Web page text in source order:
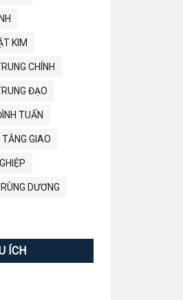
KIM
CHÍNH
ĐẠO
TUẤN
GIAO
DƯƠNG
ÍCH